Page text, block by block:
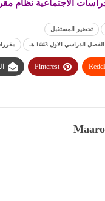
الاجتماعية نظام مقررات
تحضير المستقبل
الاول 1443 هـ
Pinterest